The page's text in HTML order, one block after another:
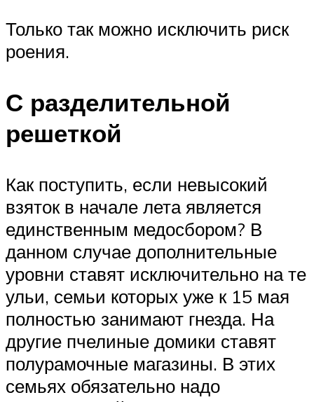
Только так можно исключить риск
роения.
С разделительной
решеткой
Как поступить, если невысокий
взяток в начале лета является
единственным медосбором? В
данном случае дополнительные
уровни ставят исключительно на те
ульи, семьи которых уже к 15 мая
полностью занимают гнезда. На
другие пчелиные домики ставят
полурамочные магазины. В этих
семьях обязательно надо